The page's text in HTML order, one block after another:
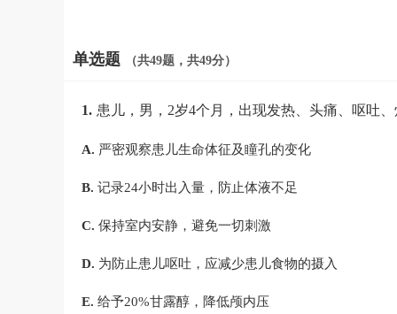
单选题 （共49题，共49分）
1. 患儿，男，2岁4个月，出现发热、头痛、呕
A. 严密观察患儿生命体征及瞳孔的变化
B. 记录24小时出入量，防止体液不足
C. 保持室内安静，避免一切刺激
D. 为防止患儿呕吐，应减少患儿食物的摄入
E. 给予20%甘露醇，降低颅内压